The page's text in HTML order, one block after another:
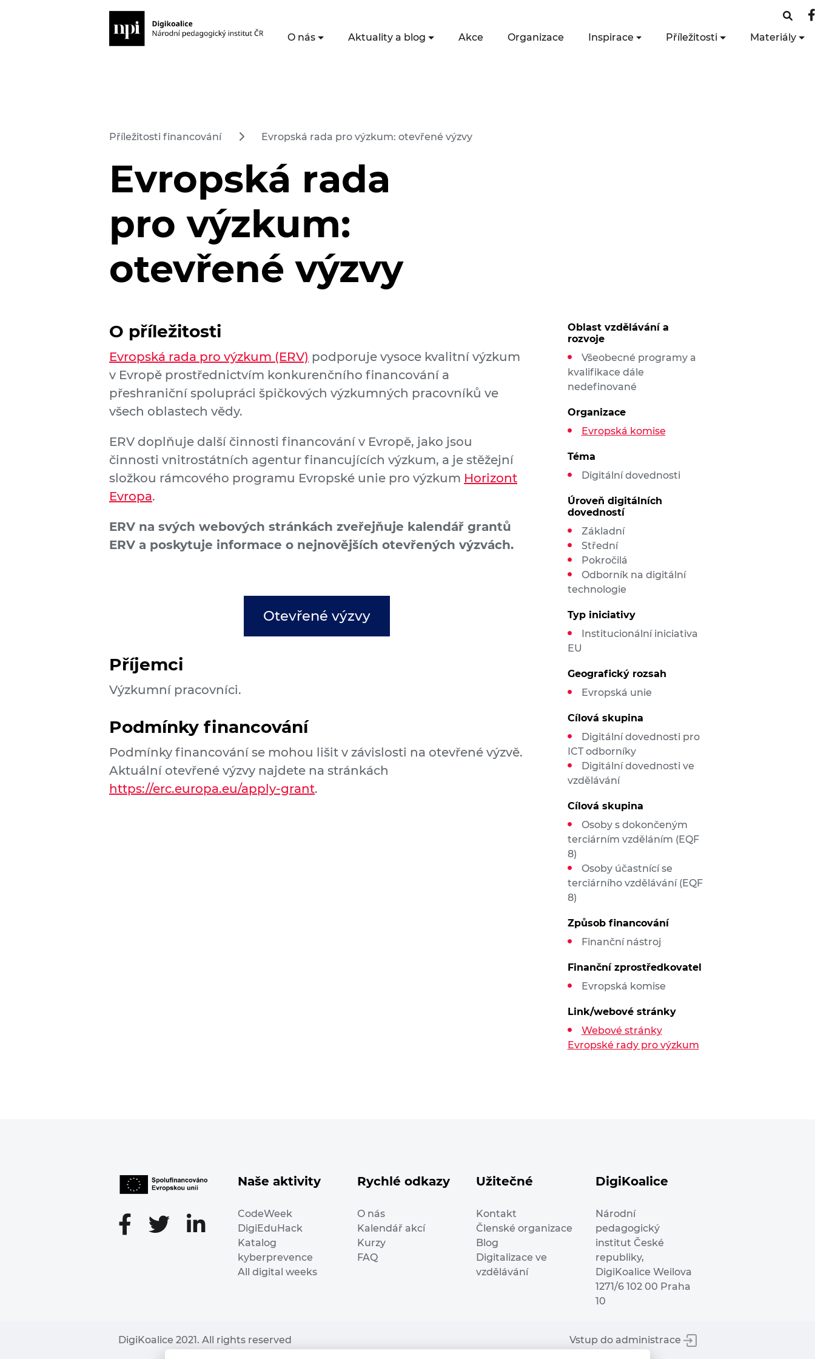
O nás Aktuality a blog Akce Organizace Inspirace Příležitosti Materiály
Příležitosti financování Evropská rada pro výzkum: otevřené výzvy
Evropská rada
pro výzkum:
otevřené výzvy
O příležitosti
Evropská rada pro výzkum (ERV) podporuje vysoce kvalitní výzkum
v Evropě prostřednictvím konkurenčního financování a
přeshraniční spolupráci špičkových výzkumných pracovníků ve
všech oblastech vědy.
ERV doplňuje další činnosti financování v Evropě, jako jsou
činnosti vnitrostátních agentur financujících výzkum, a je stěžejní
složkou rámcového programu Evropské unie pro výzkum Horizont
Evropa.
ERV na svých webových stránkách zveřejňuje kalendář grantů
ERV a poskytuje informace o nejnovějších otevřených výzvách.
Otevřené výzvy
Příjemci
Výzkumní pracovníci.
Podmínky financování
Podmínky financování se mohou lišit v závislosti na otevřené výzvě.
Aktuální otevřené výzvy najdete na stránkách
https://erc.europa.eu/apply-grant.
Oblast vzdělávání a
rozvoje
Všeobecné programy a
kvalifikace dále
nedefinované
Organizace
Evropská komise
Téma
Digitální dovednosti
Úroveň digitálních
dovedností
Základní
Střední
Pokročilá
Odborník na digitální
technologie
Typ iniciativy
Institucionální iniciativa
EU
Geografický rozsah
Evropská unie
Cílová skupina
Digitální dovednosti pro
ICT odborníky
Digitální dovednosti ve
vzdělávání
Cílová skupina
Osoby s dokončeným
terciárním vzděláním (EQF
8)
Osoby účastnící se
terciárního vzdělávání (EQF
8)
Způsob financování
Finanční nástroj
Finanční zprostředkovatel
Evropská komise
Link/webové stránky
Webové stránky
Evropské rady pro výzkum
Naše aktivity
CodeWeek
DigiEduHack
Katalog
kyberprevence
All digital weeks
Rychlé odkazy
O nás
Kalendář akcí
Kurzy
FAQ
Užitečné
Kontakt
Členské organizace
Blog
Digitalizace ve
vzdělávání
DigiKoalice
Národní
pedagogický
institut České
republiky,
DigiKoalice Weilova
1271/6 102 00 Praha
10
DigiKoalice 2021. All rights reserved Vstup do administrace